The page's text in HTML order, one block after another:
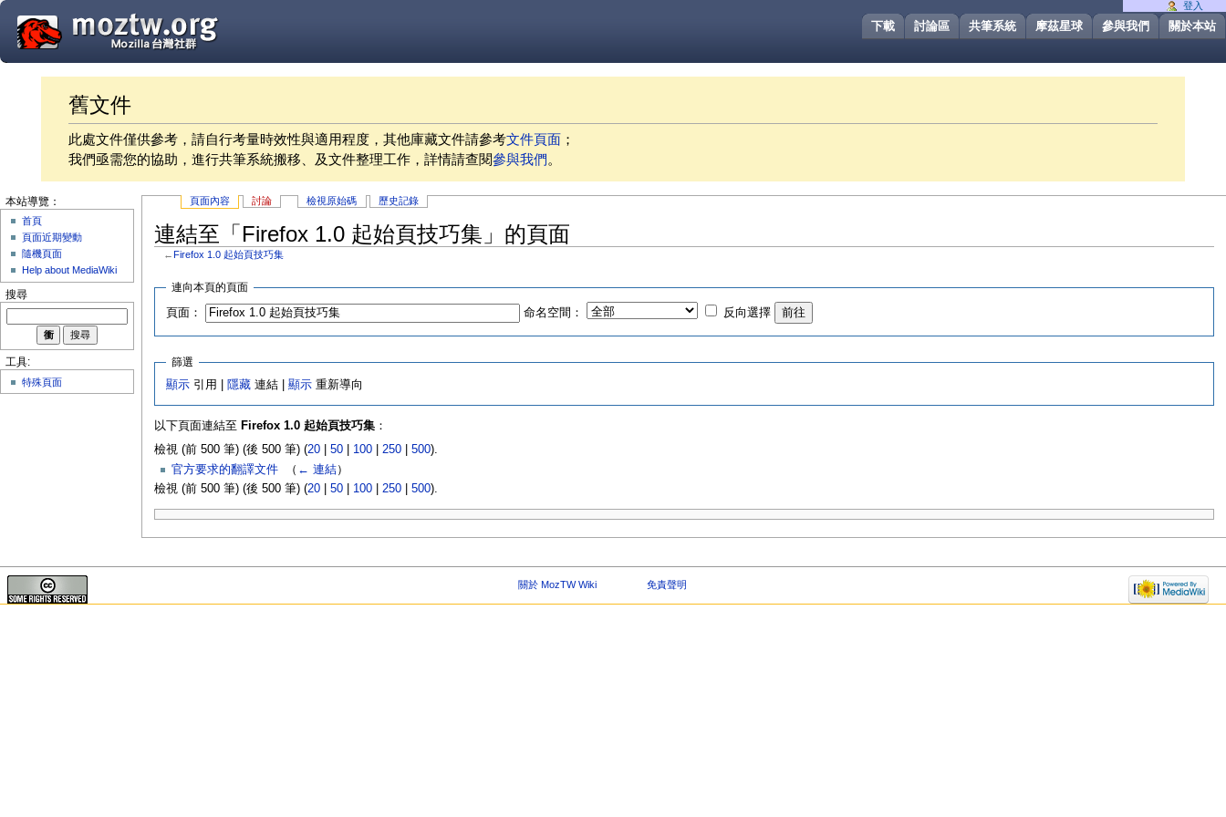
關於本站
參與我們
摩茲星球
共筆系統
討論區
下載
舊文件
此處文件僅供參考，請自行考量時效性與適用程度，其他庫藏文件請參考文件頁面 ；
我們亟需您的協助，進行共筆系統搬移、及文件整理工作，詳情請查閱參與我們。
頁面內容 討論 檢視原始碼 歷史記錄
連結至「Firefox 1.0 起始頁技巧集」的頁面
← Firefox 1.0 起始頁技巧集
連向本頁的頁面
頁面： 命名空間： 反向選擇
篩選
顯示 引用 | 隱藏 連結 |顯示 重新導向
以下頁面連結至 Firefox 1.0 起始頁技巧集：
檢視 (前 500 筆) (後 500 筆) (20| 50| 100| 250| 500).
官方要求的翻譯文件‎ （ ← 連結）
檢視 (前 500 筆) (後 500 筆) (20| 50| 100| 250| 500).
登入
本站導覽：
首頁
頁面近期變動
隨機頁面
Help about MediaWiki
搜尋
工具:
特殊頁面
關於 MozTW Wiki 免責聲明